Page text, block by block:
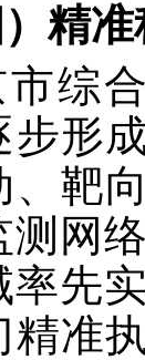
）精
市综
步形
、靶
测网
率先
精准